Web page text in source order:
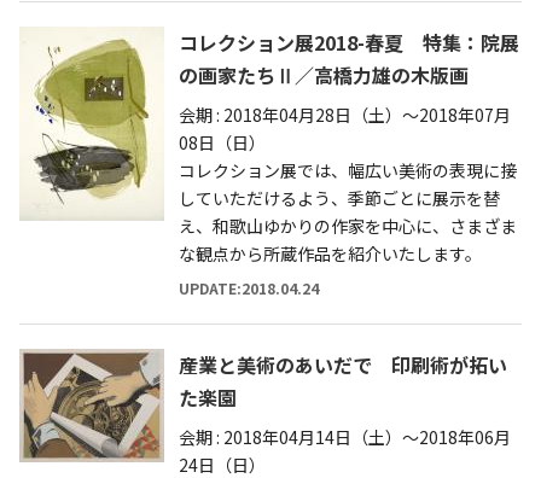
コレクション展2018-春夏 特集：院展
の画家たちⅡ／高橋力雄の木版画
会期 : 2018年04月28日（土）～2018年07月
08日（日）
コレクション展では、幅広い美術の表現に接
していただけるよう、季節ごとに展示を替
え、和歌山ゆかりの作家を中心に、さまざま
な観点から所蔵作品を紹介いたします。
UPDATE:2018.04.24
産業と美術のあいだで 印刷術が拓い
た楽園
会期 : 2018年04月14日（土）～2018年06月
24日（日）